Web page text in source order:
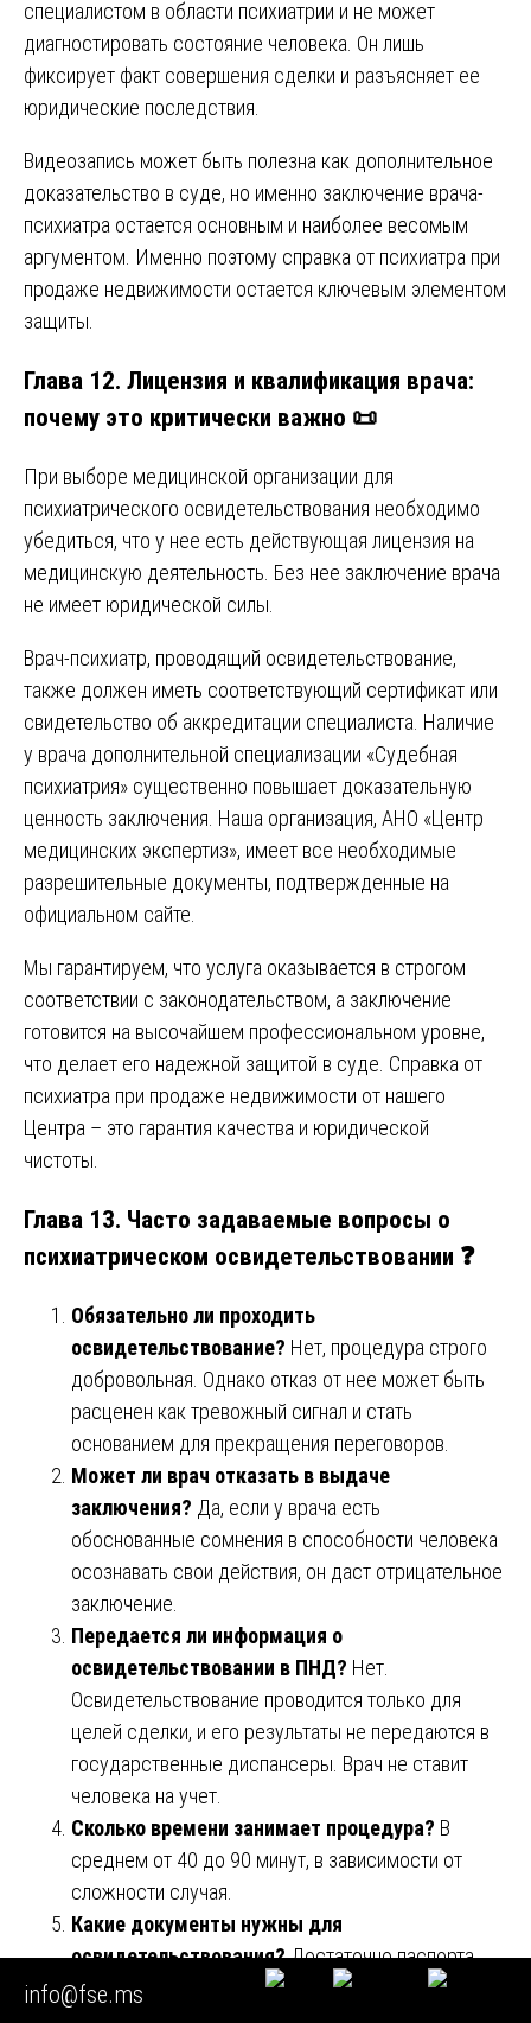
специалистом в области психиатрии и не может
диагностировать состояние человека. Он лишь
фиксирует факт совершения сделки и разъясняет ее
юридические последствия.
Видеозапись может быть полезна как дополнительное
доказательство в суде, но именно заключение врача-
психиатра остается основным и наиболее весомым
аргументом. Именно поэтому справка от психиатра при
продаже недвижимости остается ключевым элементом
защиты.
Глава 12. Лицензия и квалификация врача:
почему это критически важно 📜
При выборе медицинской организации для
психиатрического освидетельствования необходимо
убедиться, что у нее есть действующая лицензия на
медицинскую деятельность. Без нее заключение врача
не имеет юридической силы.
Врач-психиатр, проводящий освидетельствование,
также должен иметь соответствующий сертификат или
свидетельство об аккредитации специалиста. Наличие
у врача дополнительной специализации «Судебная
психиатрия» существенно повышает доказательную
ценность заключения. Наша организация, АНО «Центр
медицинских экспертиз», имеет все необходимые
разрешительные документы, подтвержденные на
официальном сайте.
Мы гарантируем, что услуга оказывается в строгом
соответствии с законодательством, а заключение
готовится на высочайшем профессиональном уровне,
что делает его надежной защитой в суде. Справка от
психиатра при продаже недвижимости от нашего
Центра – это гарантия качества и юридической
чистоты.
Глава 13. Часто задаваемые вопросы о
психиатрическом освидетельствовании ❓
Обязательно ли проходить
освидетельствование? Нет, процедура строго
добровольная. Однако отказ от нее может быть
расценен как тревожный сигнал и стать
основанием для прекращения переговоров.
Может ли врач отказать в выдаче
заключения? Да, если у врача есть
обоснованные сомнения в способности человека
осознавать свои действия, он даст отрицательное
заключение.
Передается ли информация о
освидетельствовании в ПНД? Нет.
Освидетельствование проводится только для
целей сделки, и его результаты не передаются в
государственные диспансеры. Врач не ставит
человека на учет.
Сколько времени занимает процедура? В
среднем от 40 до 90 минут, в зависимости от
сложности случая.
Какие документы нужны для
освидетельствования?Достаточно паспорта
обследуемого. По желанию можно предоставить
info@fse.ms